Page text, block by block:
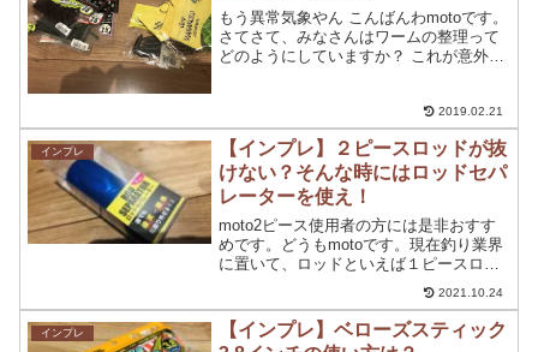
もう異常気象やん こんばんわmotoです。
さてさて、みなさんはワームの整理って
どのようにしていますか？ これが意外と
どどうすればいいかわからない】 【タッ
クルボック...
2019.02.21
インプレ
【インプレ】２ピースロッドが抜
けない？そんな時にはロッドセパ
レーターを使え！
moto2ピース使用者の方には是非おすす
めです。どうもmotoです。現在釣り業界
に置いて、ロッドといえば１ピースロッ
ドが主流となっていましたよね。しか
し、現在は２ピースロッドが発売される
メーカーが増えてきています。２ピース
ロッドが抜けない！...
2021.10.24
インプレ
【インプレ】ベローズスティック